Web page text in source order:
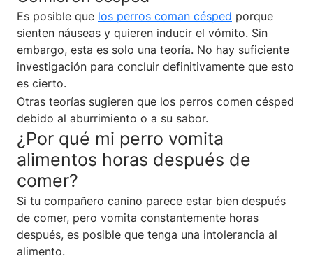
Es posible que los perros coman césped porque
sienten náuseas y quieren inducir el vómito. Sin
embargo, esta es solo una teoría. No hay suficiente
investigación para concluir definitivamente que esto
es cierto.
Otras teorías sugieren que los perros comen césped
debido al aburrimiento o a su sabor.
¿Por qué mi perro vomita
alimentos horas después de
comer?
Si tu compañero canino parece estar bien después
de comer, pero vomita constantemente horas
después, es posible que tenga una intolerancia al
alimento.